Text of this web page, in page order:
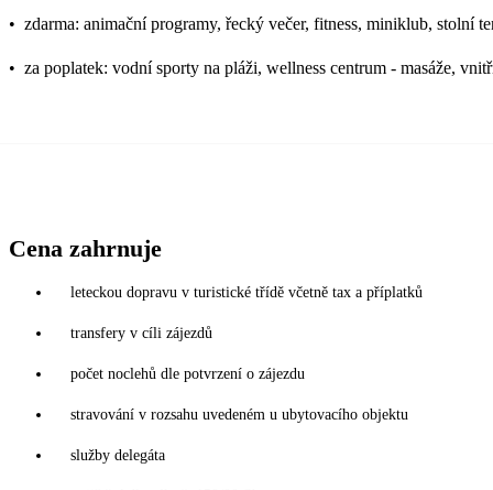
• zdarma: animační programy, řecký večer, fitness, miniklub, stolní
• za poplatek: vodní sporty na pláži, wellness centrum - masáže,
Cena zahrnuje
leteckou dopravu v turistické třídě včetně tax a příplatků
transfery v cíli zájezdů
počet noclehů dle potvrzení o zájezdu
stravování v rozsahu uvedeném u ubytovacího objektu
služby delegáta